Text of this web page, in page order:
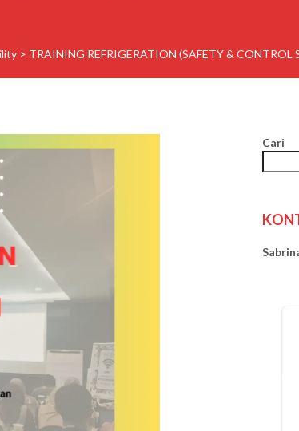
> TRAINING REFRIGERATION (SAFETY & CONTROL
Cari